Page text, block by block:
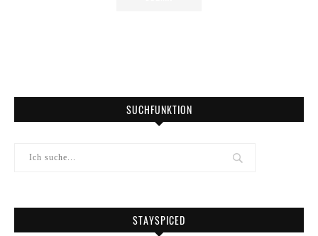
SUCHFUNKTION
STAYSPICED